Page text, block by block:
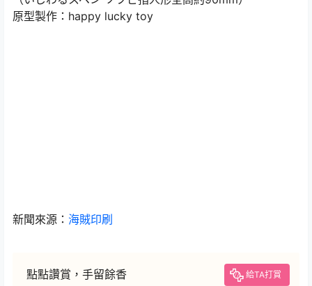
原型製作：happy lucky toy
新聞來源： 海賊印刷
點點讚賞，手留餘香 給TA打賞